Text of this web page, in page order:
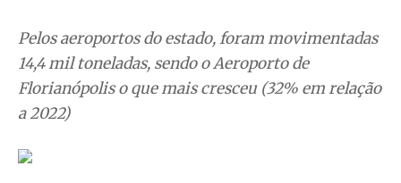
Pelos aeroportos do estado, foram movimentadas
14,4 mil toneladas, sendo o Aeroporto de
Florianópolis o que mais cresceu (32% em relação
a 2022)